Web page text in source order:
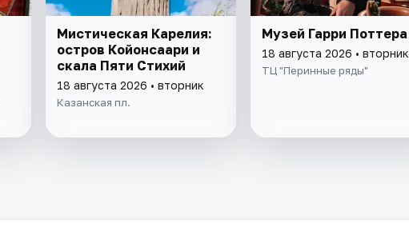
Мистическая Карелия:
остров Койонсаари и
скала Пяти Стихий
18 августа 2026 • вторник
Казанская пл.
Музей Гарри Поттера
18 августа 2026 • вторник
ТЦ "Перинные ряды"